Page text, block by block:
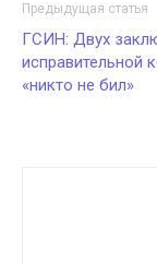
Предыдущая статья
ГСИН: Двух
исправительной
«никто не бил»